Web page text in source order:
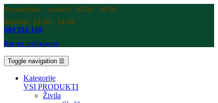
Ponedeljek - sobota: 10.00 - 18.00
Nedelja: 15.00 - 19.00
064 114 108
Kje se nahajamo
Toggle navigation ☰
Kategorije
VSI PRODUKTI
Živila